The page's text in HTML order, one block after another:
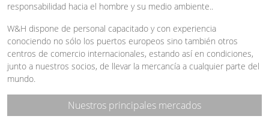
responsabilidad hacia el hombre y su medio ambiente..
W&H dispone de personal capacitado y con experiencia
conociendo no sólo los puertos europeos sino también otros
centros de comercio internacionales, estando así en condiciones,
junto a nuestros socios, de llevar la mercancía a cualquier parte del
mundo.
Nuestros principales mercados